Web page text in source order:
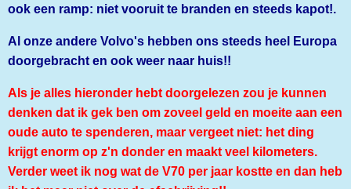
ook een ramp: niet vooruit te branden en steeds kapot!.
Al onze andere Volvo's hebben ons steeds heel Europa
doorgebracht en ook weer naar huis!!
Als je alles hieronder hebt doorgelezen zou je kunnen
denken dat ik gek ben om zoveel geld en moeite aan een
oude auto te spenderen, maar vergeet niet: het ding
krijgt enorm op z'n donder en maakt veel kilometers.
Verder weet ik nog wat de V70 per jaar kostte en dan heb